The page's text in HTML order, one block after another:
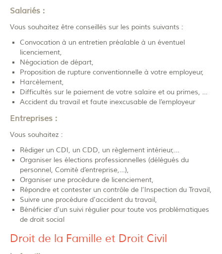
Salariés :
Vous souhaitez être conseillés sur les points suivants :
Convocation à un entretien préalable à un éventuel
licenciement,
Négociation de départ,
Proposition de rupture conventionnelle à votre employeur,
Harcèlement,
Difficultés sur le paiement de votre salaire et ou primes, …
Accident du travail et faute inexcusable de l’employeur
Entreprises :
Vous souhaitez :
Rédiger un CDI, un CDD, un règlement intérieur,…
Organiser les élections professionnelles (délégués du
personnel, Comité d’entreprise,…),
Organiser une procédure de licenciement,
Répondre et contester un contrôle de l’Inspection du Travail,
Suivre une procédure d’accident du travail,
Bénéficier d’un suivi régulier pour toute vos problématiques
de droit social
Droit de la Famille et Droit Civil